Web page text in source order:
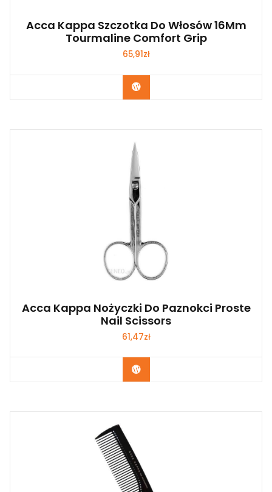
Acca Kappa Szczotka Do Włosów 16Mm
Tourmaline Comfort Grip
65,91zł
Zobacz
Acca Kappa Nożyczki Do Paznokci Proste
Nail Scissors
61,47zł
Zobacz